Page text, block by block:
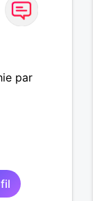
par